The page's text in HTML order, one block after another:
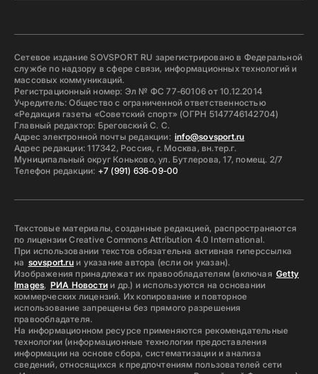
Сетевое издание SOVSPORT RU зарегистрировано в Федеральной
службе по надзору в сфере связи, информационных технологий и
массовых коммуникаций.
Регистрационный номер: Эл № ФС 77-60106 от 10.12.2014
Учредитель: Общество с ограниченной ответственностью
«Редакция газеты «Советский спорт» (ОГРН 5147746142704)
Главный редактор: Бреговский С. С.
Адрес электронной почты редакции: info@sovsport.ru
Адрес редакции: 117342, Россия, г. Москва, вн.тер.г.
Муниципальный округ Коньково, ул. Бутлерова, 17, помещ. 2/7
Телефон редакции: +7 (991) 636-09-00
Текстовые материалы, созданные редакцией, распространяются
по лицензии Creative Commons Attribution 4.0 International.
При использовании текстов обязательна активная гиперссылка
на sovsport.ruи указание автора (если он указан).
Изображения принадлежат их правообладателям (включая Getty
Images, РИА Новостии др.) и используются на основании
коммерческих лицензий. Их копирование и повторное
использование запрещены без прямого разрешения
правообладателя.
На информационном ресурсе применяются рекомендательные
технологии (информационные технологии предоставления
информации на основе сбора, систематизации и анализа
сведений, относящихся к предпочтениям пользователей сети